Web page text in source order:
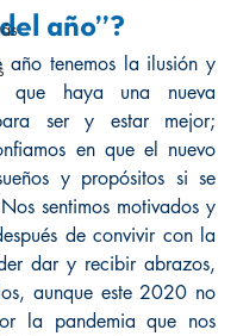
año”?
tenemos la ilusión y
que haya una nueva
ser y estar mejor;
en que el nuevo
y propósitos si se
sentimos motivados y
de convivir con la
dar y recibir abrazos,
aunque este 2020 no
la pandemia que nos